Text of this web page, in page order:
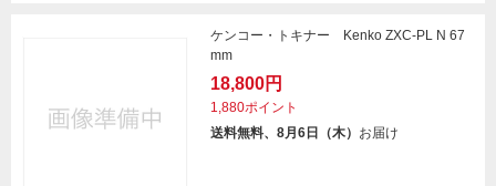
ケンコー・トキナー Kenko ZXC-PL N 67
mm
18,800円
1,880ポイント
送料無料、8月6日（木） お届け